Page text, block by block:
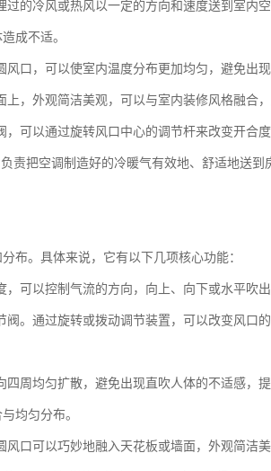
的冷风或热风以一定的方向和速度送到室内
成不适。
口，可以使室内温度分布更加均匀，避免出
，外观简洁美观，可以与室内装修风格融合
可以通过旋转风口中心的调节杆来改变开合
责把空调制造好的冷暖气有效地、舒适地送到
布。具体来说，它有以下几项核心功能：
可以控制气流的方向，向上、向下或水平吹
。通过旋转或拨动调节装置，可以改变风口
周均匀扩散，避免出现直吹人体的不适感，
均匀分布。
口可以巧妙地融入天花板或墙面，外观简洁